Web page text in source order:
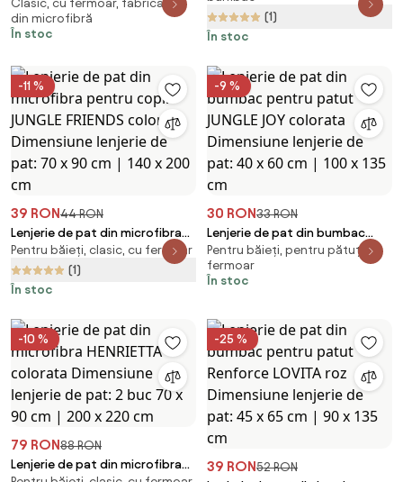
microfibra JASMINE menta -
dunga 2 cm Dimensiune lenjerie
de pat: 70 x 90 cm | 140 x 200
Clasic, cu fermoar, fabricată
din microfibră
În stoc
buc 70 x 90 cm | 200 x 220 cm
(1)
În stoc
-11 %
39 RON44 RON
Lenjerie de pat din microfibra
pentru copii JUNGLE FRIENDS
colorat Dimensiune lenjerie de
pat: 70 x 90 cm | 140 x 200 cm
Pentru băieți, clasic, cu fermoar
(1)
În stoc
-9 %
30 RON33 RON
Lenjerie de pat din bumbac
pentru patut JUNGLE JOY
colorata Dimensiune lenjerie de
pat: 40 x 60 cm | 100 x 135 cm
Pentru băieți, pentru pătuț, cu
fermoar
În stoc
-10 %
79 RON88 RON
Lenjerie de pat din microfibra
-25 %
39 RON52 RON